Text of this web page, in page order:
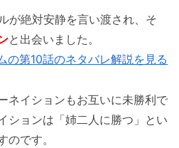
が絶対安静を言い渡され、そ
と出会いました。
第10話のネタバレ解説を見る
ネイションもお互いに未勝利で
ションは「姉二人に勝つ」とい
のです。